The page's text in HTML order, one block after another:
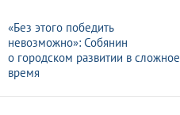
«Без этого победить
невозможно»: Собянин
о городском развитии в сложное
время